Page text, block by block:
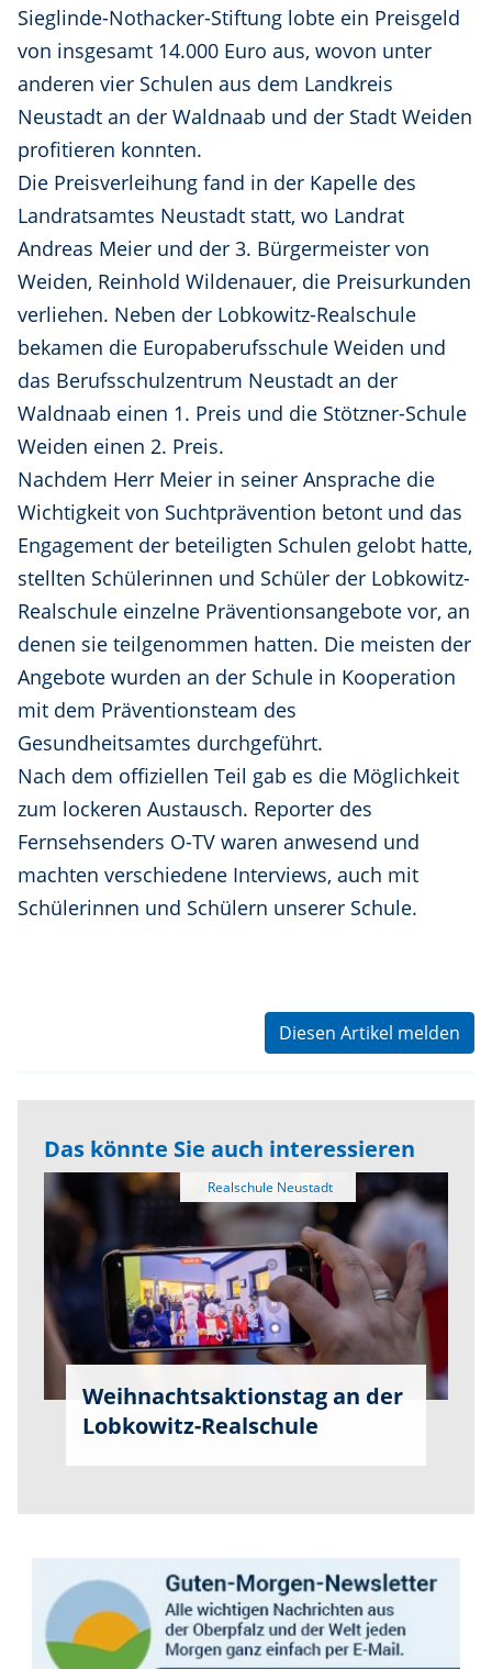
Sieglinde-Nothacker-Stiftung lobte ein Preisgeld
von insgesamt 14.000 Euro aus, wovon unter
anderen vier Schulen aus dem Landkreis
Neustadt an der Waldnaab und der Stadt Weiden
profitieren konnten.
Die Preisverleihung fand in der Kapelle des
Landratsamtes Neustadt statt, wo Landrat
Andreas Meier und der 3. Bürgermeister von
Weiden, Reinhold Wildenauer, die Preisurkunden
verliehen. Neben der Lobkowitz-Realschule
bekamen die Europaberufsschule Weiden und
das Berufsschulzentrum Neustadt an der
Waldnaab einen 1. Preis und die Stötzner-Schule
Weiden einen 2. Preis.
Nachdem Herr Meier in seiner Ansprache die
Wichtigkeit von Suchtprävention betont und das
Engagement der beteiligten Schulen gelobt hatte,
stellten Schülerinnen und Schüler der Lobkowitz-
Realschule einzelne Präventionsangebote vor, an
denen sie teilgenommen hatten. Die meisten der
Angebote wurden an der Schule in Kooperation
mit dem Präventionsteam des
Gesundheitsamtes durchgeführt.
Nach dem offiziellen Teil gab es die Möglichkeit
zum lockeren Austausch. Reporter des
Fernsehsenders O-TV waren anwesend und
machten verschiedene Interviews, auch mit
Schülerinnen und Schülern unserer Schule.
Diesen Artikel melden
Das könnte Sie auch interessieren
Realschule Neustadt
Weihnachtsaktionstag an der
Lobkowitz-Realschule